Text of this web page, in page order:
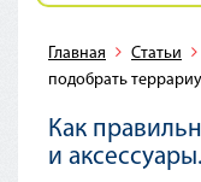
Главная Статьи
подобрать
Как
и аксессуары.